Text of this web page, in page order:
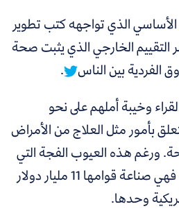
الذي تواجهه كتب تطوير
الخارجي الذي يثبت صحة
الفردية بين الناس
.
وخيبة أملهم على نحو
بأمور مثل العلاج من الأمراض
ورغم هذه العيوب الفجة التي
تعتري كتب تطوير الذات، فهي صناعة قوامها 11 مليار دولار
وحدها.